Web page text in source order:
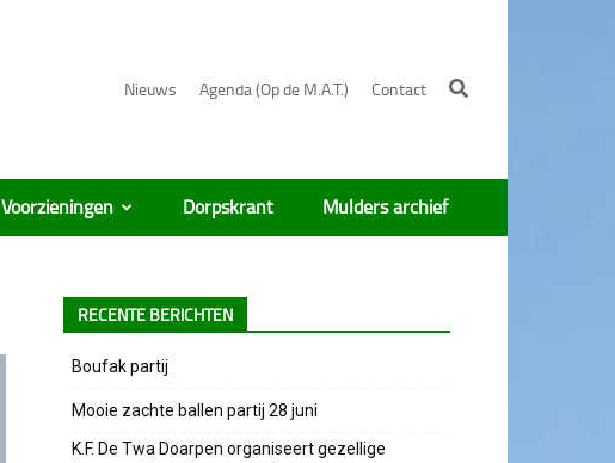
Nieuws Agenda (Op de M.A.T.) Contact
Voorzieningen Dorpskrant Mulders archief
RECENTE BERICHTEN
Boufak partij
Mooie zachte ballen partij 28 juni
K.F. De Twa Doarpen organiseert gezellige